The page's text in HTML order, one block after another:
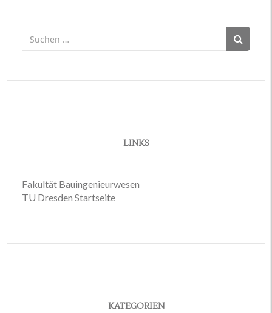
nach:
LINKS
Fakultät Bauingenieurwesen
TU Dresden Startseite
KATEGORIEN